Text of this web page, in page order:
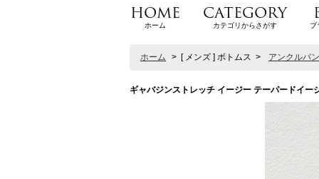
HOME
ホーム
CATEGORY
カテゴリからさがす ブ
ホーム > [ メンズ ] ボトムス > アンクルパ
ギャバジンストレッチ イージー テーパードイ